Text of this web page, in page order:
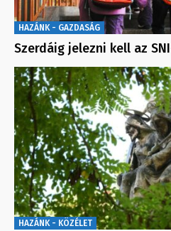
HAZÁNK - GAZDASÁG
Szerdáig jelezni kell az
HAZÁNK - KÖZÉLET